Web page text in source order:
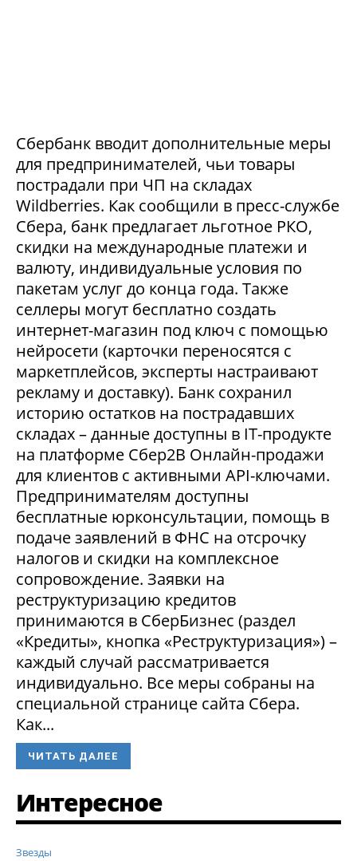
Сбербанк вводит дополнительные меры
для предпринимателей, чьи товары
пострадали при ЧП на складах
Wildberries. Как сообщили в пресс-службе
Сбера, банк предлагает льготное РКО,
скидки на международные платежи и
валюту, индивидуальные условия по
пакетам услуг до конца года. Также
селлеры могут бесплатно создать
интернет-магазин под ключ с помощью
нейросети (карточки переносятся с
маркетплейсов, эксперты настраивают
рекламу и доставку). Банк сохранил
историю остатков на пострадавших
складах – данные доступны в IT-продукте
на платформе Сбер2В Онлайн-продажи
для клиентов с активными API-ключами.
Предпринимателям доступны
бесплатные юрконсультации, помощь в
подаче заявлений в ФНС на отсрочку
налогов и скидки на комплексное
сопровождение. Заявки на
реструктуризацию кредитов
принимаются в СберБизнес (раздел
«Кредиты», кнопка «Реструктуризация») –
каждый случай рассматривается
индивидуально. Все меры собраны на
специальной странице сайта Сбера.
Как...
ЧИТАТЬ ДАЛЕЕ
Интересное
Звезды